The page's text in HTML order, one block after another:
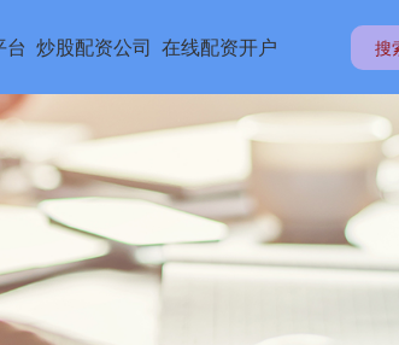
台 炒股配资公司 在线配资开户